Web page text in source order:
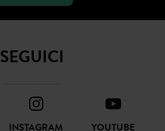
SEGUICI
INSTAGRAM YOUTUBE